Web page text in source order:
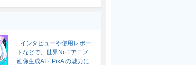
インタビューや使用レポー
トなどで、世界No.1アニメ
画像生成AI・PixAIの魅力に